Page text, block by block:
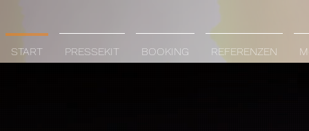
START PRESSEKIT BOOKING REFERENZEN